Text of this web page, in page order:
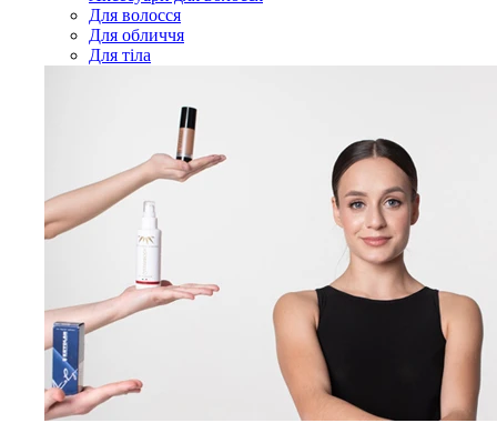
Для волосся
Для обличчя
Для тіла